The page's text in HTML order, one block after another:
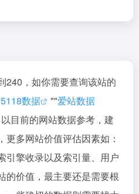
240，如你需要查询该站的
5118数据 ""爱站数据
目前的网站数据参考，建
多网站价值评估因素如：
引擎收录以及索引量、用户
的价值，最主要还是需要根